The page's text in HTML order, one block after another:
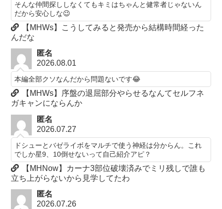
そんな仲間探ししなくてもキミはちゃんと健常者じゃないん
だから安心しな😉
【MHWs】こうしてみると発売から結構時間経った
んだな
匿名
2026.08.01
本編全部クソなんだから問題ないです😂
【MHWs】序盤の退屈部分やらせるなんてセルフネ
ガキャンにならんか
匿名
2026.07.27
ドシューとバゼライボをマルチで使う神経は分からん。これ
でしか星9、10倒せないって自己紹介アピ？
【MHNow】カーナ3部位破壊済みでミリ残しで誰も
立ち上がらないから見学してたわ
匿名
2026.07.26